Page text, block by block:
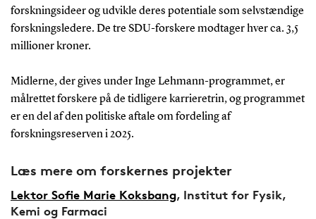
forskningsideer og udvikle deres potentiale som selvstændige
forskningsledere. De tre SDU-forskere modtager hver ca. 3,5
millioner kroner.
Midlerne, der gives under Inge Lehmann-programmet, er
målrettet forskere på de tidligere karrieretrin, og programmet
er en del af den politiske aftale om fordeling af
forskningsreserven i 2025.
Læs mere om forskernes projekter
Lektor Sofie Marie Koksbang, Institut for Fysik,
Kemi og Farmaci